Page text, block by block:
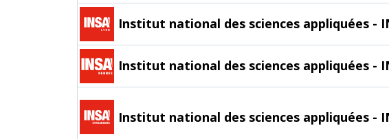
Institut national des sciences appliquées -
Institut national des sciences appliquées -
Institut national des sciences appliquées -